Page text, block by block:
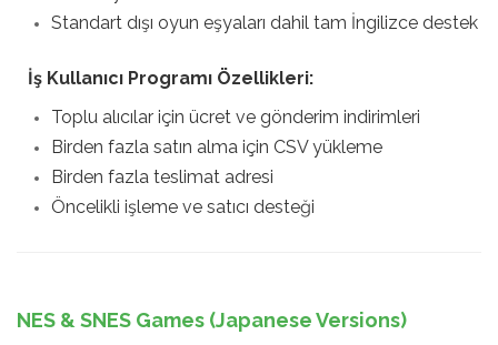
Standart dışı oyun eşyaları dahil tam İngilizce destek
İş Kullanıcı Programı Özellikleri:
Toplu alıcılar için ücret ve gönderim indirimleri
Birden fazla satın alma için CSV yükleme
Birden fazla teslimat adresi
Öncelikli işleme ve satıcı desteği
NES & SNES Games (Japanese Versions)